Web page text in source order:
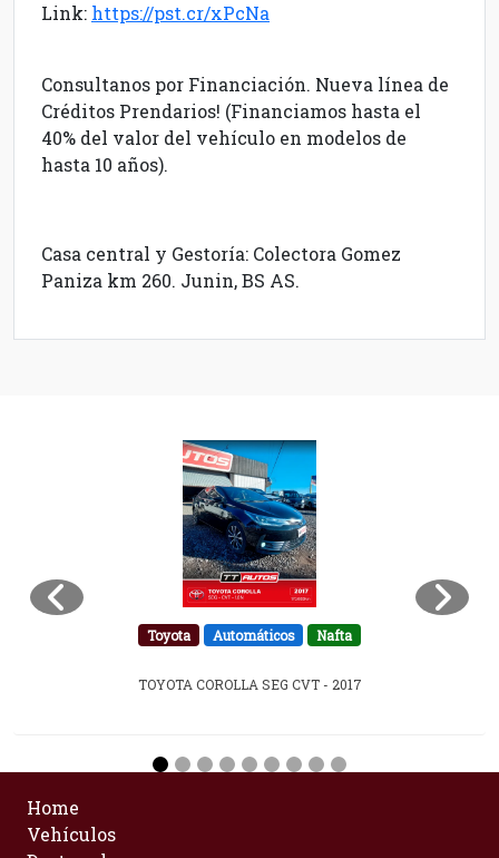
Link: https://pst.cr/xPcNa
Consultanos por Financiación. Nueva línea de
Créditos Prendarios! (Financiamos hasta el
40% del valor del vehículo en modelos de
hasta 10 años).
Casa central y Gestoría: Colectora Gomez
Paniza km 260. Junin, BS AS.
Toyota Automáticos Nafta
TOYOTA COROLLA SEG CVT - 2017
Home
Vehículos